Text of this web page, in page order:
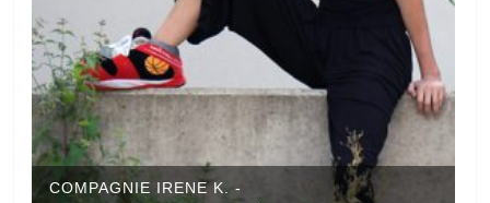
COMPAGNIE IRENE K. -